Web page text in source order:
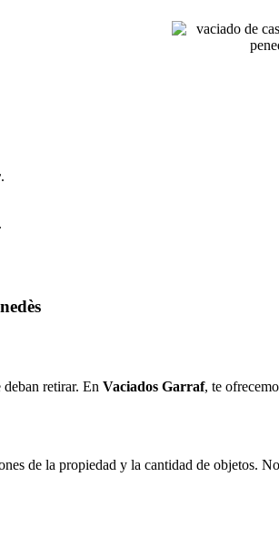
.
retirar. En Vaciados Garraf, te
de la propiedad y la cantidad de objetos.